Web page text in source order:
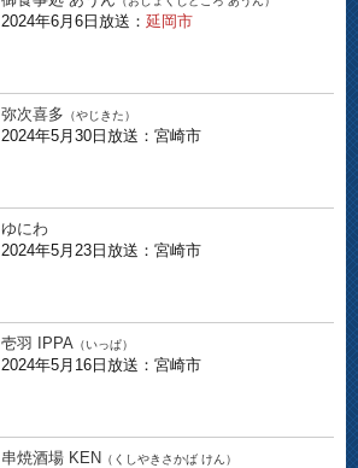
2024年6月6日放送： 延岡市
弥次喜多 （やじきた）
2024年5月30日放送：宮崎市
ゆにわ
2024年5月23日放送：宮崎市
壱羽 IPPA （いっぱ）
2024年5月16日放送：宮崎市
串焼酒場 KEN （くしやきさかば けん）